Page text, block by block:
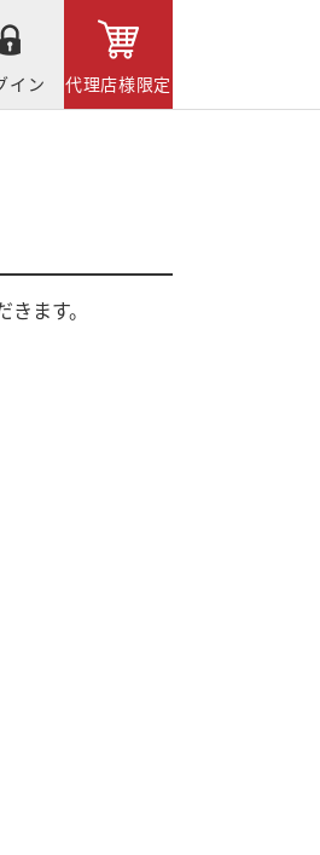
イン
代理店様限定
ます。